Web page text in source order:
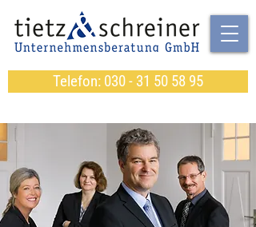
Telefon: 030 - 31 50 58 95